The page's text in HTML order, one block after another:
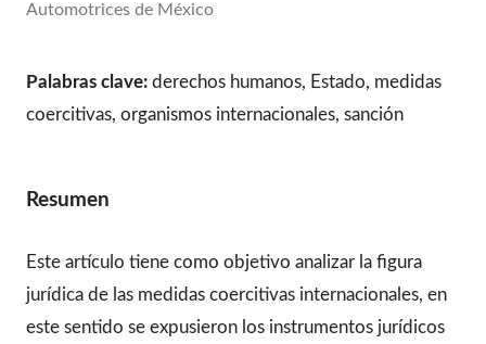
Automotrices de México
Palabras clave:derechos humanos, Estado, medidas
coercitivas, organismos internacionales, sanción
Resumen
Este artículo tiene como objetivo analizar la figura
jurídica de las medidas coercitivas internacionales, en
este sentido se expusieron los instrumentos jurídicos